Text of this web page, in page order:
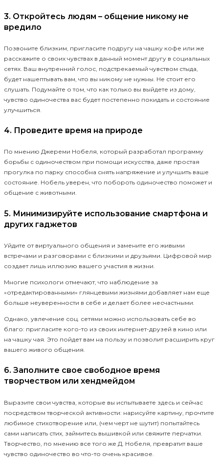
3. Откройтесь людям – общение никому не
вредило
Позвоните близким, пригласите подругу на чашку кофе или же
расскажите о своих чувствах в данный момент другу в социальных
сетях. Ваш внутренний голос, подстрекаемый чувством стыда,
будет нашептывать вам, что вы никому не нужны. Не стоит его
слушать. Подумайте о том, что как только вы выйдете из дому,
чувство одиночества вас будет постепенно покидать и состояние
улучшиться.
4. Проведите время на природе
По мнению Джереми Нобеля, который разработал программу
борьбы с одиночеством при помощи искусства, даже простая
прогулка по парку способна снять напряжение и улучшить ваше
состояние. Нобель уверен, что побороть одиночество поможет и
общение с животными.
5. Минимизируйте использование смартфона и
других гаджетов
Уйдите от виртуального общения и замените его живыми
встречами и разговорами с близкими и друзьями. Цифровой мир
создает лишь иллюзию вашего участия в жизни.
Многие психологи отмечают, что наблюдение за
«отредактированными» глянцевыми жизнями добавляет нам еще
больше неуверенности в себе и делает более несчастными.
Однако, увлечение соц. сетями можно использовать себе во
благо: пригласите кого-то из своих интернет-друзей в кино или
на чашку чая. Это пойдет вам на пользу и позволит расширить круг
вашего живого общения.
6. Заполните свое свободное время
творчеством или хендмейдом
Выразите свои чувства, которые вы испытываете здесь и сейчас
посредством творческой активности: нарисуйте картину, прочтите
любимое стихотворение или, (чем черт не шутит) попытайтесь
сами написать стих, займитесь вышивкой или свяжите перчатки.
Творчество, по мнению все того же Д. Нобеля, превратит ваше
чувство одиночество во что-то очень красивое.